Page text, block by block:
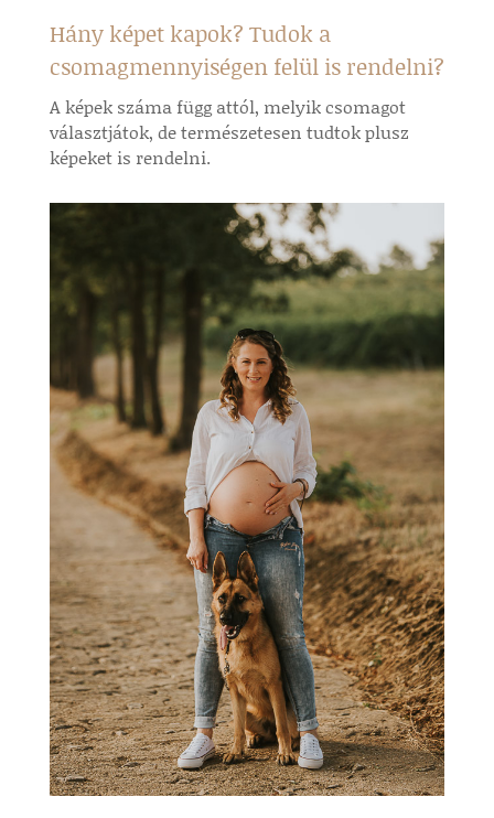
Hány képet kapok? Tudok a
csomagmennyiségen felül is rendelni?
A képek száma függ attól, melyik csomagot
választjátok, de természetesen tudtok plusz
képeket is rendelni.